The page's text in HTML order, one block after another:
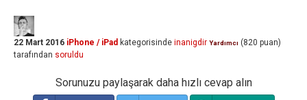
22 Mart 2016 iPhone / iPad kategorisinde inanigdir Yardımcı (820 puan)
tarafından soruldu
Sorunuzu paylaşarak daha hızlı cevap alın